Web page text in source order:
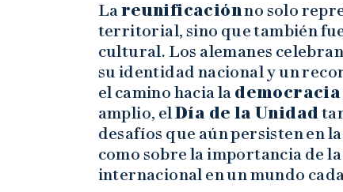
Lareunificaciónno solo
territorial, sino que también
cultural. Los alemanes
su identidad nacional y un
el camino hacia la democracia
amplio, elDía de la Unidad
desafíos que aún persisten en
como sobre la importancia de
internacional en un mundo